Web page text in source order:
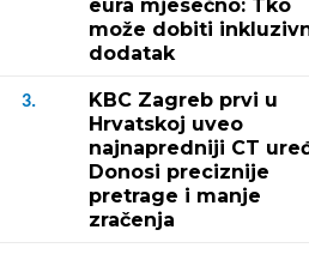
eura mjesečno: Tko
može dobiti
dodatak
3.
KBC Zagreb prvi u
Hrvatskoj uveo
najnapredniji CT
Donosi preciznije
pretrage i manje
zračenja